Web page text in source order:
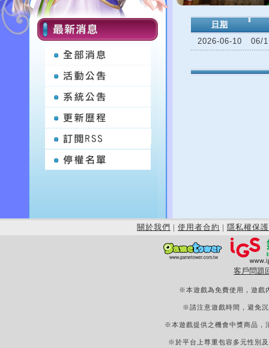
日期
2026-06-10
06/
關於我們 | 使用者合約 | 隱私權保護
客戶問題
※本遊戲為免費使用，遊戲
※請注意遊戲時間，避免
※本遊戲提供之機會中獎商品，
※於平台上尊重包容多元性別